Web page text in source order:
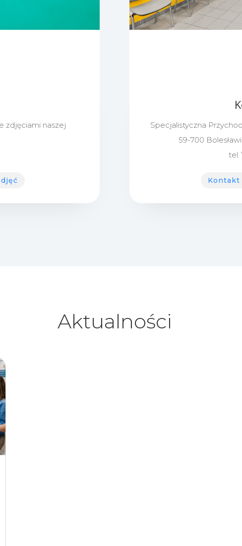
zdjęciami naszej
Specjalistyczna
59-700
tel.
Kontakt
Aktualności